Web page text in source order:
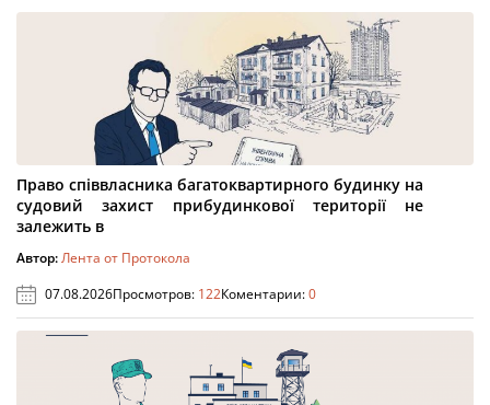
Право співвласника багатоквартирного будинку на
судовий захист прибудинкової території не
залежить в
Автор:Лента от Протокола
07.08.2026Просмотров: 122Коментарии:0